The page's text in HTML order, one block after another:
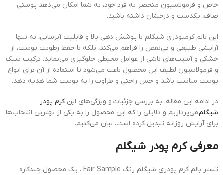
خاص و فرمولاسیون منحصر به فرد خود، به شما امکان می‌دهد پوستی
صاف، یکدست و درخشان داشته باشید.
این بالم کرمپودری شیگلم با پوشش دهی بالا و قابلیت آبرسانی، نه تنها
آرایشی طبیعی و بی‌نقص را فراهم می‌کند، بلکه با حفظ رطوبت پوست، از
خشکی و آسیب‌های ناشی از عوامل محیطی جلوگیری می‌نماید. ترکیب سبک
و فرمولاسیون لطیف این محصول باعث می‌شود تا استفاده از آن برای انواع
پوست مناسب باشد و حس راحتی و طراوت را به پوست شما هدیه دهد.
در ادامه این مقاله، به بررسی جزئیات و ویژگی‌های اینکرم پودر
شیگلممی‌پردازیم و دلایلی را که این محصول را به یکی از بهترین انتخاب‌ها
برای آرایش روزانه تبدیل کرده است، بیان می‌کنیم.
معرفی کرم پودر شیگلم
تستر بالم کرم پودری شیگلم رنگ Fair Sample ، یک محصول چندکاره